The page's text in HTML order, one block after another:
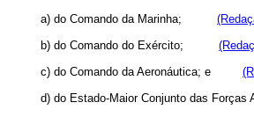
a) do Comando da Marinha;
b) do Comando do Exército;
c) do Comando da Aeronáutica; e
d) do Estado-Maior Conjunto das